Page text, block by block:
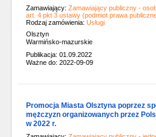
Zamawiający: Zamawiający publiczny -
art. 4 pkt 3 ustawy (podmiot prawa
Rodzaj zamówienia: Usługi
Olsztyn
Warmińsko-mazurskie
Publikacja: 01.09.2022
Ważne do: 2022-09-09
Promocja Miasta Olsztyna poprzez
mężczyzn organizowanych przez
w 2022 r.